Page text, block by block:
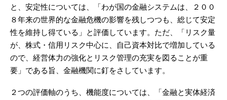
と、安定性については、「わが国の金融システムは、２００
８年来の世界的な金融危機の影響を残しつつも、総じて安定
性を維持し得ている」と評価しています。ただ、「リスク量
が、株式・信用リスク中心に、自己資本対比で増加している
ので、経営体力の強化とリスク管理の充実を図ることが重
要」である旨、金融機関に釘をさしています。
２つの評価軸のうち、機能度については、「金融と実体経済